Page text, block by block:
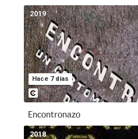
Hace 7 días
2019
Encontronazo
2018